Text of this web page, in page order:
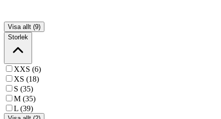
Visa allt (9)
Storlek
XXS (6)
XS (18)
S (35)
M (35)
L (39)